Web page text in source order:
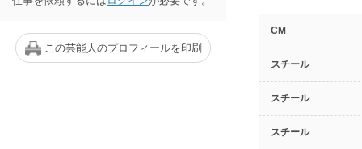
この芸能人のプロフィールを印刷
CM
スチール
スチール
スチール